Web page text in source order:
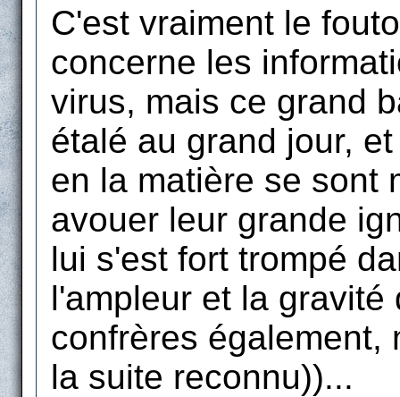
C'est vraiment le
concerne les
virus, mais ce grand
étalé au grand jour,
en la matière se sont
avouer leur grande
lui s'est fort trompé
l'ampleur et la
confrères également,
la suite reconnu))...